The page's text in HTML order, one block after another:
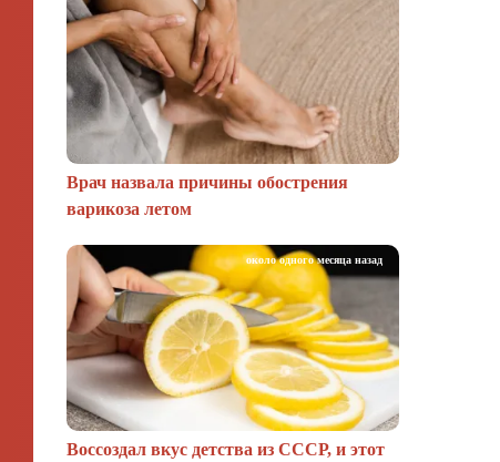
Врач назвала причины обострения
варикоза летом
Воссоздал вкус детства из СССР, и этот
около одного месяца назад